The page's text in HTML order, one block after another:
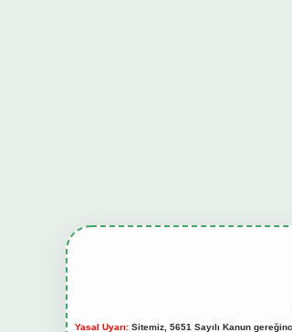
Yasal Uyarı:Sitemiz, 5651 Sayılı Kanun